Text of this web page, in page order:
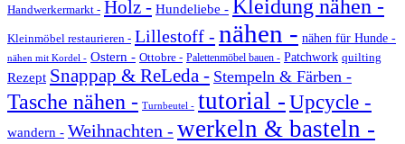
Handwerkermarkt - Holz - Hundeliebe - Kleidung nähen -
Kleinmöbel restaurieren - Lillestoff - nähen - nähen für Hunde -
nähen mit Kordel - Ostern - Ottobre - Palettenmöbel bauen - Patchwork quilting
Rezept Snappap & ReLeda - Stempeln & Färben -
Tasche nähen - Turnbeutel - tutorial -Upcycle -
wandern - Weihnachten - werkeln & basteln -